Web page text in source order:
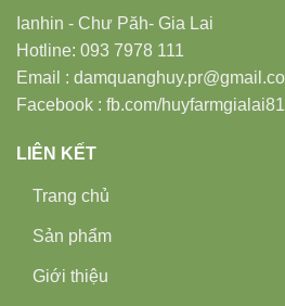
Ianhin - Chư Păh- Gia Lai
Hotline: 093 7978 111
Email :
Facebook : fb.com/huyfarmgialai81
LIÊN KẾT
Trang chủ
Sản phẩm
Giới thiệu